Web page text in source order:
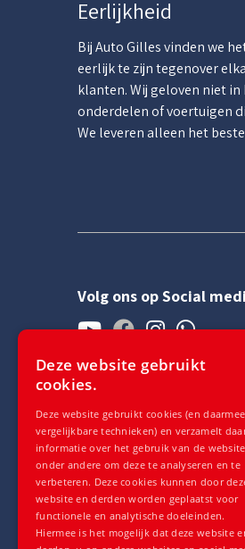
Eerlijkheid
Bij Auto Gilles vinden we
eerlijk te zijn tegenover
klanten. Wij geloven niet in
onderdelen of voertuigen
We leveren alleen het
Volg ons op Social
Contact
+49 (0) 2824 133 98 60
Ma - Vr
08:00 - 18:00
Za
08:00 - 12:00
Huidige lokale tijd: 17:35
Auto Gilles, Alwin Gilles
Deze website gebruikt
cookies.
Deze website gebruikt cookies (en daarmee
vergelijkbare technieken) en verzamelt
informatie over het gebruik van de website
onder andere om deze te analyseren en te
verbeteren. Deze cookies kunnen door
website en derden worden geplaatst voor
functionele en analytische doeleinden.
Hiermee is het mogelijk dat deze website